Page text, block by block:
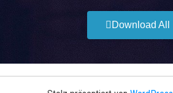
Download All